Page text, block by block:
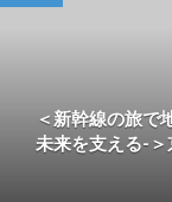
＜新幹線の旅で
未来を支える-